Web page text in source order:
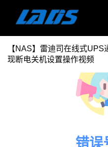
【NAS】雷迪司在线式
现断电关机设置操作视频